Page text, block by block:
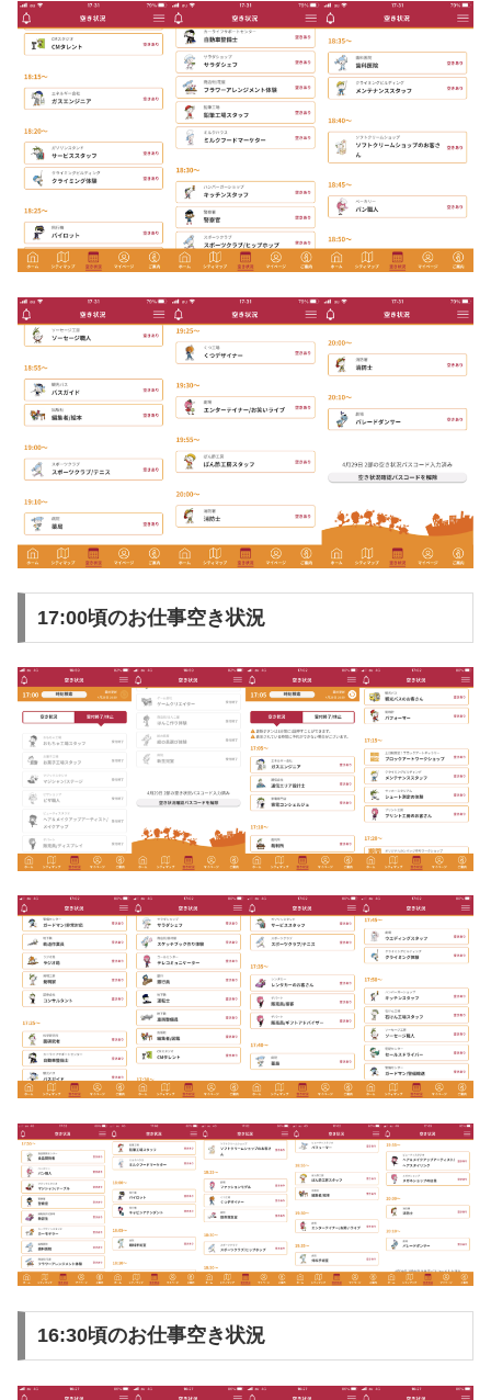
17:00頃のお仕事空き状況
16:30頃のお仕事空き状況